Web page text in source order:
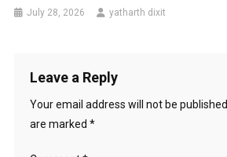
July 28, 2026 yatharth dixit
Leave a Reply
Your email address will not be published.
are marked *